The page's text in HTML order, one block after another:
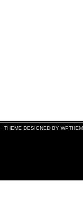
· THEME DESIGNED BY